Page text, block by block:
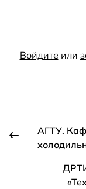
Войдите или
АГТУ.